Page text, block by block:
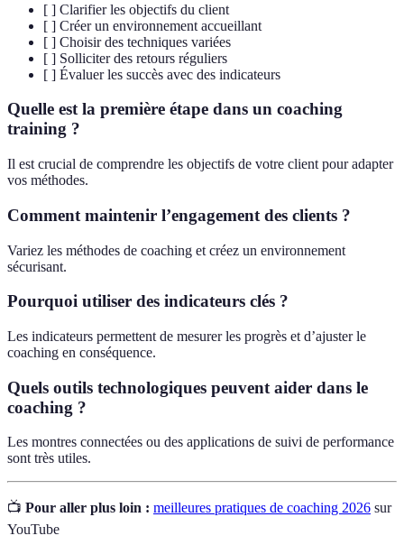
[ ] Clarifier les objectifs du client
[ ] Créer un environnement accueillant
[ ] Choisir des techniques variées
[ ] Solliciter des retours réguliers
[ ] Évaluer les succès avec des indicateurs
Quelle est la première étape dans un coaching
training ?
Il est crucial de comprendre les objectifs de votre client pour adapter
vos méthodes.
Comment maintenir l’engagement des clients ?
Variez les méthodes de coaching et créez un environnement
sécurisant.
Pourquoi utiliser des indicateurs clés ?
Les indicateurs permettent de mesurer les progrès et d’ajuster le
coaching en conséquence.
Quels outils technologiques peuvent aider dans le
coaching ?
Les montres connectées ou des applications de suivi de performance
sont très utiles.
📺 Pour aller plus loin : meilleures pratiques de coaching 2026 sur
YouTube